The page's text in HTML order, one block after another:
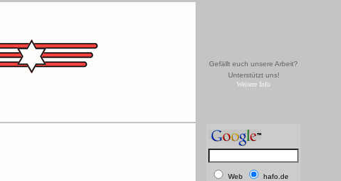
Gefällt euch unsere Arbeit?
Unterstützt uns!
Weitere Info
Web hafo.de